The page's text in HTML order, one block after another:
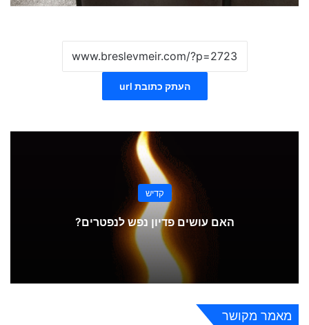
העתק כתובת url
קדיש
האם עושים פדיון נפש לנפטרים?
מאמר מקושר